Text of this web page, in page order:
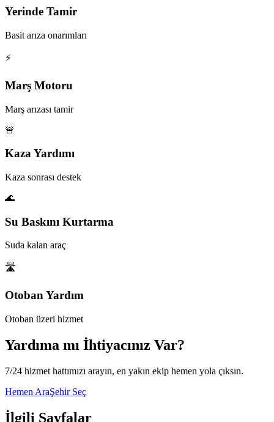
Yerinde Tamir
Basit arıza onarımları
⚡
Marş Motoru
Marş arızası tamir
🚨
Kaza Yardımı
Kaza sonrası destek
🌊
Su Baskını Kurtarma
Suda kalan araç
🛣️
Otoban Yardım
Otoban üzeri hizmet
Yardıma mı İhtiyacınız Var?
7/24 hizmet hattımızı arayın, en yakın ekip hemen yola çıksın.
Hemen AraŞehir Seç
İlgili Sayfalar